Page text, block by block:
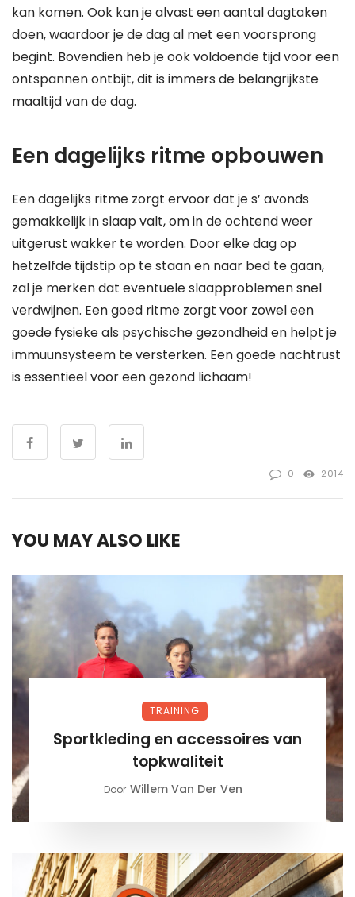
kan komen. Ook kan je alvast een aantal dagtaken
doen, waardoor je de dag al met een voorsprong
begint. Bovendien heb je ook voldoende tijd voor een
ontspannen ontbijt, dit is immers de belangrijkste
maaltijd van de dag.
Een dagelijks ritme opbouwen
Een dagelijks ritme zorgt ervoor dat je s’ avonds
gemakkelijk in slaap valt, om in de ochtend weer
uitgerust wakker te worden. Door elke dag op
hetzelfde tijdstip op te staan en naar bed te gaan,
zal je merken dat eventuele slaapproblemen snel
verdwijnen. Een goed ritme zorgt voor zowel een
goede fysieke als psychische gezondheid en helpt je
immuunsysteem te versterken. Een goede nachtrust
is essentieel voor een gezond lichaam!
0 2014
YOU MAY ALSO LIKE
TRAINING
Sportkleding en accessoires van
topkwaliteit
Door Willem Van Der Ven